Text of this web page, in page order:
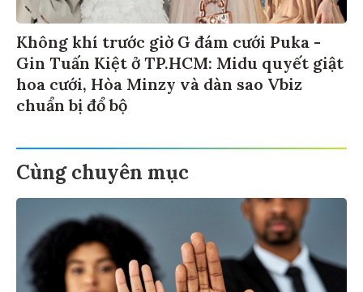
Không khí trước giờ G đám cưới Puka -
Gin Tuấn Kiệt ở TP.HCM: Midu quyết giật
hoa cưới, Hòa Minzy và dàn sao Vbiz
chuẩn bị đổ bộ
Cùng chuyên mục